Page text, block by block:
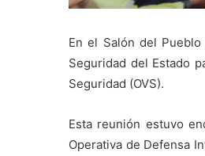
En el Salón del
Seguridad del Estado
Seguridad (OVS).
Esta reunión estuvo
Operativa de Defensa